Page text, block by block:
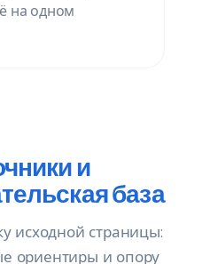
на одном
и
база
исходной страницы:
ориентиры и опору